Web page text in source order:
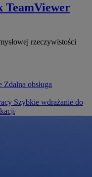
TeamViewer
rzeczywistości
Zdalna obsługa
Szybkie wdrażanie do